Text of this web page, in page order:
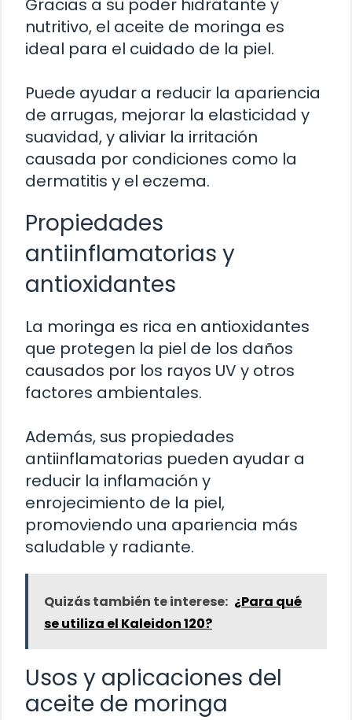
Gracias a su poder hidratante y
nutritivo, el aceite de moringa es
ideal para el cuidado de la piel.
Puede ayudar a reducir la apariencia
de arrugas, mejorar la elasticidad y
suavidad, y aliviar la irritación
causada por condiciones como la
dermatitis y el eczema.
Propiedades
antiinflamatorias y
antioxidantes
La moringa es rica en antioxidantes
que protegen la piel de los daños
causados por los rayos UV y otros
factores ambientales.
Además, sus propiedades
antiinflamatorias pueden ayudar a
reducir la inflamación y
enrojecimiento de la piel,
promoviendo una apariencia más
saludable y radiante.
Quizás también te interese: ¿Para qué
se utiliza el Kaleidon 120?
Usos y aplicaciones del
aceite de moringa